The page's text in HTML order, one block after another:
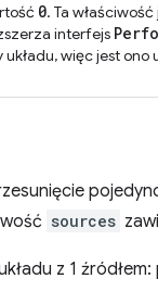
0. Ta
interfejs
więc jest ono
sources
z 1